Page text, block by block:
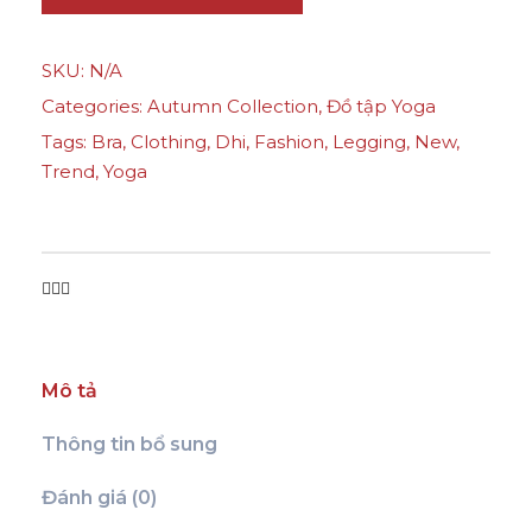
u
n
V
i
b
g
e
-
SKU: N/A
Categories: Autumn Collection, Đồ tập Yoga
Tags: Bra, Clothing, Dhi, Fashion, Legging, New,
Trend, Yoga
Mô tả
Thông tin bổ sung
Đánh giá (0)